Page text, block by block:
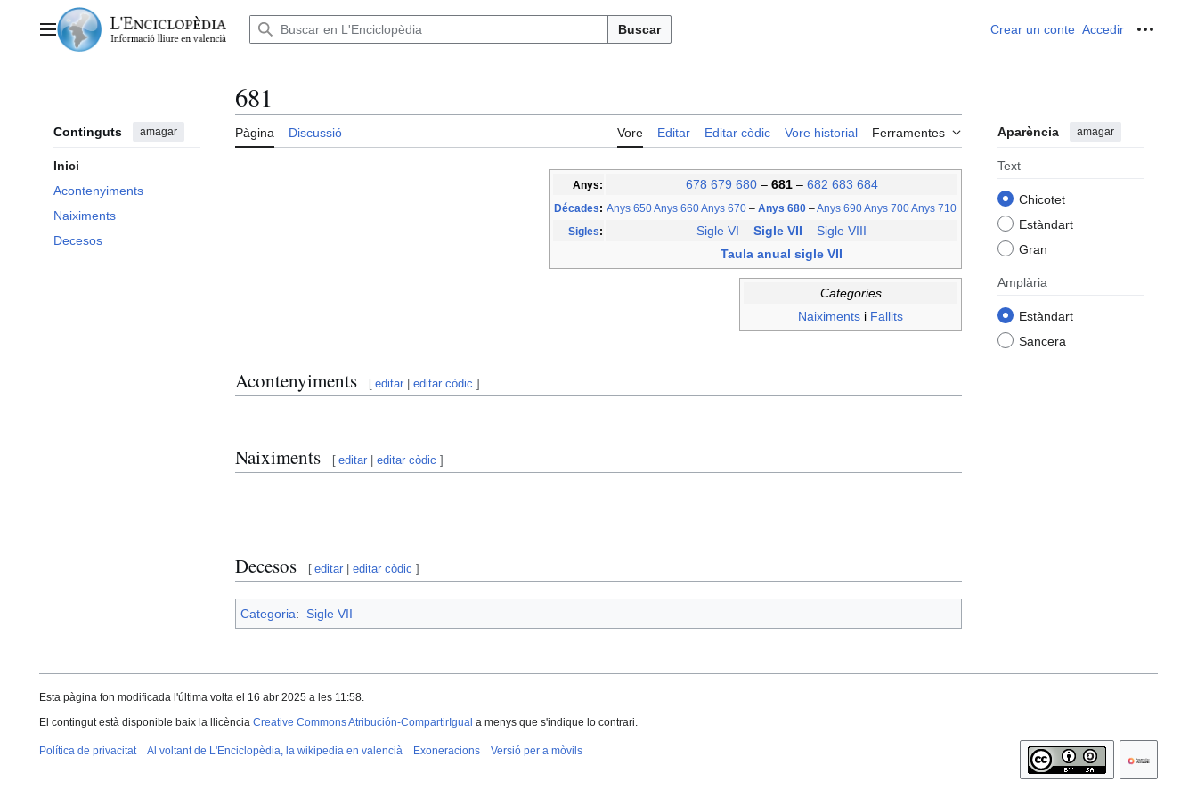
contingutMenú principal Buscar Crear un conte Accedir
Continguts amagar
Inici
Acontenyiments
Naiximents
Decesos
681
Pàgina Discussió Vore Editar Editar còdic Vore historial Ferramentes Aparència amagar
Text
Chicotet
Estàndart
Gran
Amplària
Estàndart
Sancera
Anys: 678 679 680– 681 – 682 683 684
Décades: Anys 650Anys 660Anys 670 – Anys 680 –Anys 690Anys 700Anys 710
Sigles: Sigle VI – Sigle VII – Sigle VIII
Taula anual sigle VII
Categories
Naiximents i Fallits
Acontenyiments [ editar |editar còdic ]
Naiximents [ editar |editar còdic ]
Decesos [ editar |editar còdic ]
Categoria: Sigle VII
Esta pàgina fon modificada l'última volta el 16 abr 2025 a les 11:58.
El contingut està disponible baix la llicència Creative Commons Atribución-CompartirIgual a menys que s'indique lo contrari.
Política de privacitat Al voltant de L'Enciclopèdia, la wikipedia en valencià Exoneracions Versió per a mòvils